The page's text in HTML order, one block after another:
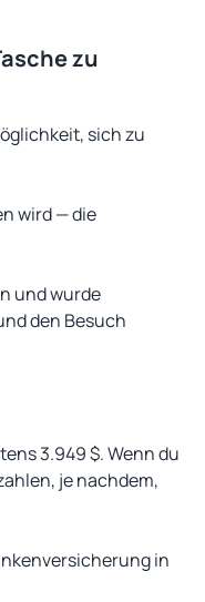
zu
sich zu
wird — die
und wurde
den Besuch
3.949 $. Wenn du
je nachdem,
in